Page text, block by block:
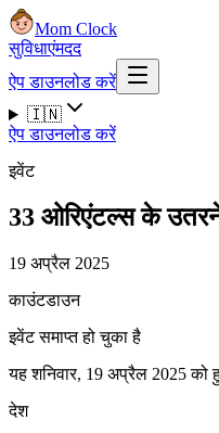
Mom Clock
सुविधाएंमदद
ऐप डाउनलोड करें
🇮🇳
ऐप डाउनलोड करें
इवेंट
33 ओरिएंटल्स के
19 अप्रैल 2025
काउंटडाउन
इवेंट समाप्त हो चुका है
यह शनिवार, 19 अप्रैल 2025 को
देश